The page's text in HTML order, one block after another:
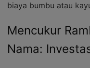
biaya bumbu atau
Mencukur
Nama: